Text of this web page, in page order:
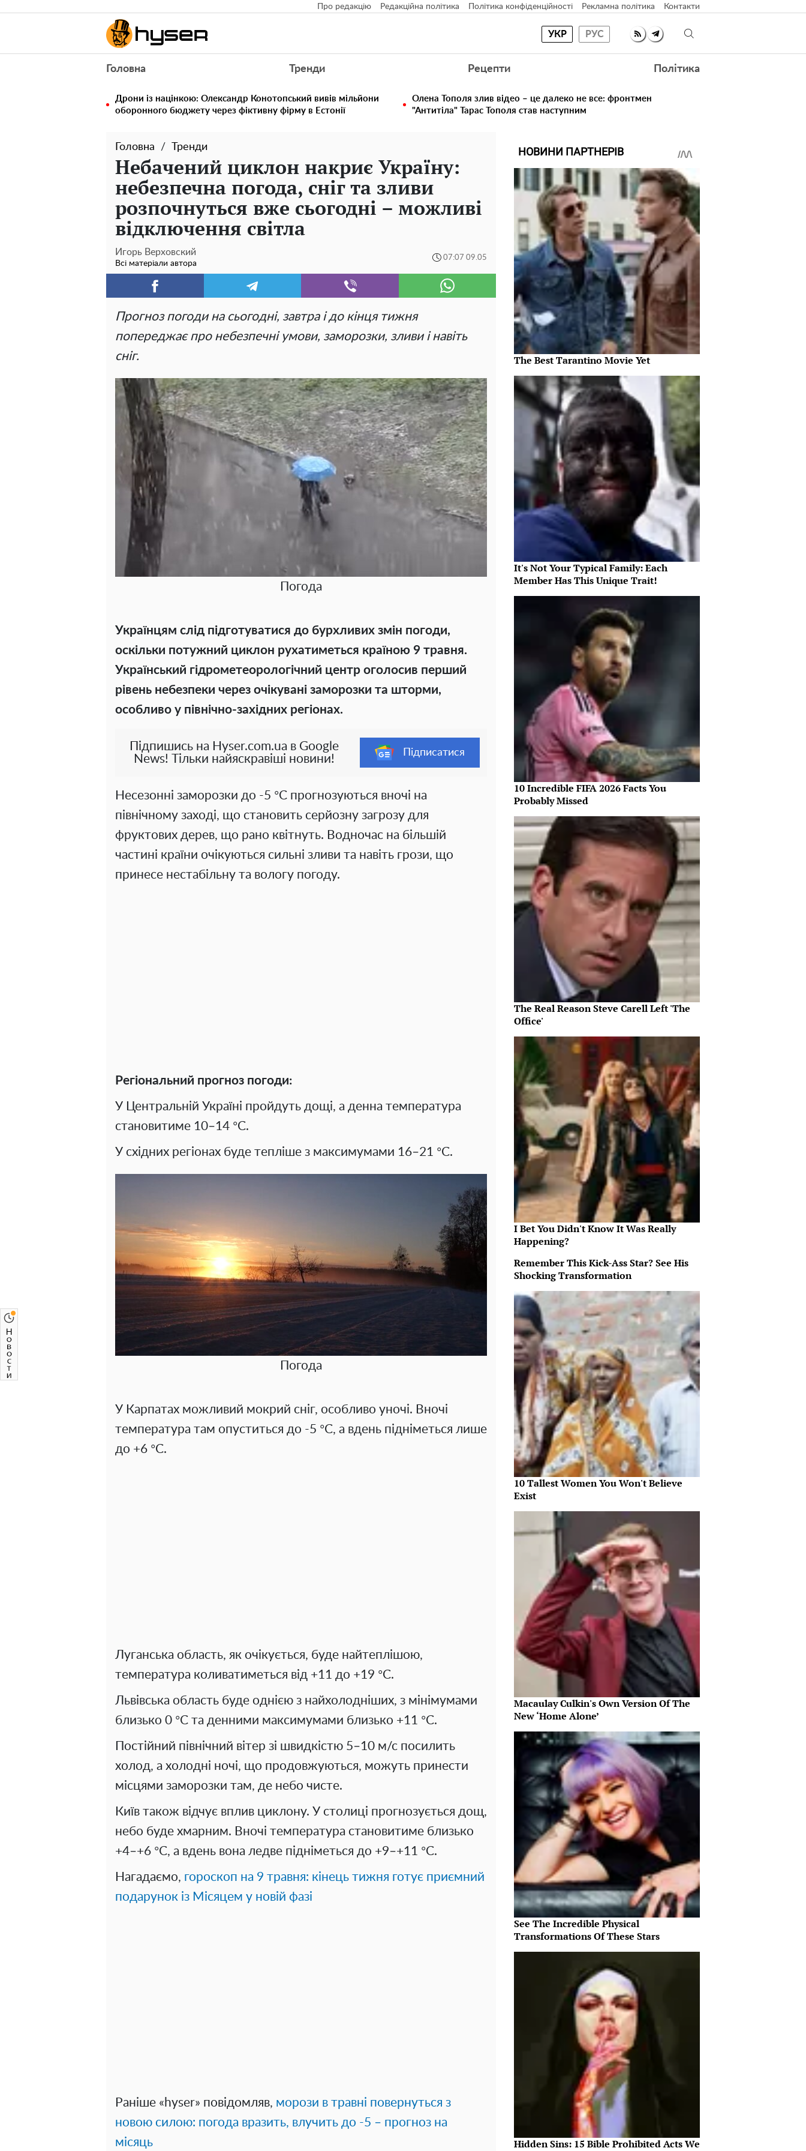
Про редакцію Редакційна політика Політика конфіденційності Рекламна політика Контакти
УКР РУС
Головна Тренди Рецепти Політика
Дрони із націнкою: Олександр Конотопський вивів мільйони
оборонного бюджету через фіктивну фірму в Естонії
Олена Тополя злив відео – це далеко не все: фронтмен
"Антитіла" Тарас Тополя став наступним
Головна Тренди
Небачений циклон накриє Україну:
небезпечна погода, сніг та зливи
розпочнуться вже сьогодні – можливі
відключення світла
Игорь Верховский
Всі матеріали автора
07:07 09.05
Прогноз погоди на сьогодні, завтра і до кінця тижня
попереджає про небезпечні умови, заморозки, зливи і навіть
сніг.
Погода
Українцям слід підготуватися до бурхливих змін погоди,
оскільки потужний циклон рухатиметься країною 9 травня.
Український гідрометеорологічний центр оголосив перший
рівень небезпеки через очікувані заморозки та шторми,
особливо у північно-західних регіонах.
Підпишись на Hyser.com.ua в Google
News! Тільки найяскравіші новини!
Підписатися
Несезонні заморозки до -5 °C прогнозуються вночі на
північному заході, що становить серйозну загрозу для
фруктових дерев, що рано квітнуть. Водночас на більшій
частині країни очікуються сильні зливи та навіть грози, що
принесе нестабільну та вологу погоду.
Регіональний прогноз погоди:
У Центральній Україні пройдуть дощі, а денна температура
становитиме 10–14 °C.
У східних регіонах буде тепліше з максимумами 16–21 °C.
Погода
У Карпатах можливий мокрий сніг, особливо уночі. Вночі
температура там опуститься до -5 °C, а вдень підніметься лише
до +6 °C.
Луганська область, як очікується, буде найтеплішою,
температура коливатиметься від +11 до +19 °C.
Львівська область буде однією з найхолодніших, з мінімумами
близько 0 °C та денними максимумами близько +11 °C.
Постійний північний вітер зі швидкістю 5–10 м/с посилить
холод, а холодні ночі, що продовжуються, можуть принести
місцями заморозки там, де небо чисте.
Київ також відчує вплив циклону. У столиці прогнозується дощ,
небо буде хмарним. Вночі температура становитиме близько
+4–+6 °C, а вдень вона ледве підніметься до +9–+11 °C.
Нагадаємо, гороскоп на 9 травня: кінець тижня готує приємний
подарунок із Місяцем у новій фазі
Раніше «hyser» повідомляв, морози в травні повернуться з
новою силою: погода вразить, влучить до -5 – прогноз на
місяць
НОВИНИ ПАРТНЕРІВ
The Best Tarantino Movie Yet
It's Not Your Typical Family: Each
Member Has This Unique Trait!
10 Incredible FIFA 2026 Facts You
Probably Missed
The Real Reason Steve Carell Left 'The
Office'
I Bet You Didn't Know It Was Really
Happening?
Remember This Kick-Ass Star? See His
Shocking Transformation
10 Tallest Women You Won't Believe
Exist
Macaulay Culkin's Own Version Of The
New ‘Home Alone’
See The Incredible Physical
Transformations Of These Stars
Hidden Sins: 15 Bible Prohibited Acts We